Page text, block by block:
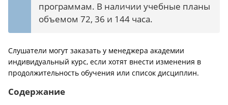
программам. В наличии учебные планы
объемом 72, 36 и 144 часа.
Слушатели могут заказать у менеджера академии
индивидуальный курс, если хотят внести изменения в
продолжительность обучения или список дисциплин.
Содержание